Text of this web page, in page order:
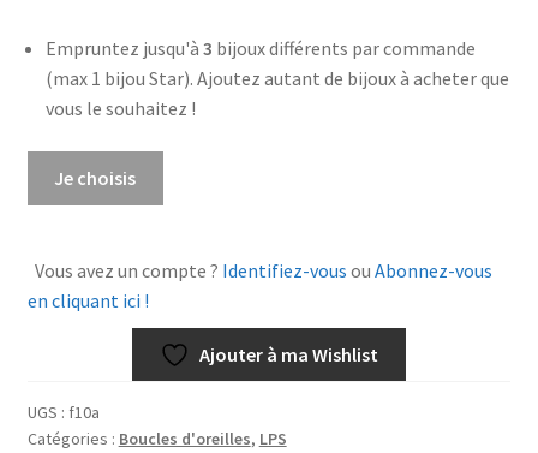
Empruntez jusqu'à 3 bijoux différents par commande
(max 1 bijou Star). Ajoutez autant de bijoux à acheter que
vous le souhaitez !
Stella
Jaune
Je choisis
Vous avez un compte ? Identifiez-vous ou Abonnez-vous
en cliquant ici !
Ajouter à ma Wishlist
UGS : f10a
Catégories : Boucles d'oreilles, LPS